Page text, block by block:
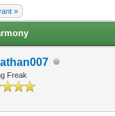
»
Freak